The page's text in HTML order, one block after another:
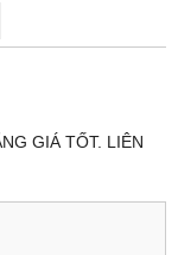
GIÁ TỐT. LIÊN